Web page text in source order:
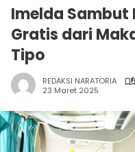
Imelda Sambut
Gratis dari
Tipo
REDAKSI NARATORIA
23 Maret 2025